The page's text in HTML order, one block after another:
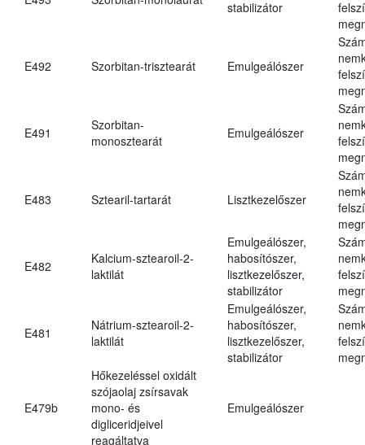
stabilizátor
E492 Szorbitan-trisztearát Emulgeálószer
E491
Szorbitan-
monosztearát
Emulgeálószer
E483 Sztearil-tartarát Lisztkezelőszer
E482
Kalcium-sztearoil-2-
laktilát
Emulgeálószer,
habosítószer,
lisztkezelőszer,
stabilizátor
E481
Nátrium-sztearoil-2-
laktilát
Emulgeálószer,
habosítószer,
lisztkezelőszer,
stabilizátor
E479b
Hőkezeléssel oxidált
szójaolaj zsírsavak
mono- és
digliceridjeivel
reagáltatva
Emulgeálószer